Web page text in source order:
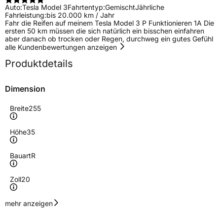
Auto:Tesla Model 3Fahrtentyp:GemischtJährliche
Fahrleistung:bis 20.000 km / Jahr
Fahr die Reifen auf meinem Tesla Model 3 P Funktionieren 1A Die
ersten 50 km müssen die sich natürlich ein bisschen einfahren
aber danach ob trocken oder Regen, durchweg ein gutes Gefühl
alle Kundenbewertungen anzeigen
Produktdetails
Dimension
Breite255
Höhe35
BauartR
Zoll20
Geschwindigkeitsindex
mehr anzeigen